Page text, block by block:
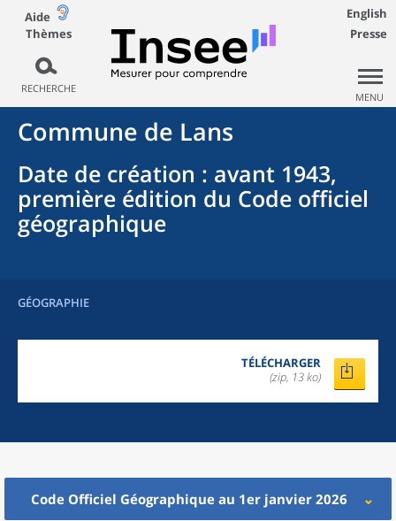
Aide
Thèmes
RECHERCHE
English
Presse
MENU
Commune de Lans
Date de création : avant 1943,
première édition du Code officiel
géographique
GÉOGRAPHIE
TÉLÉCHARGER
(zip, 13 ko)
Code Officiel Géographique au 1er janvier 2026